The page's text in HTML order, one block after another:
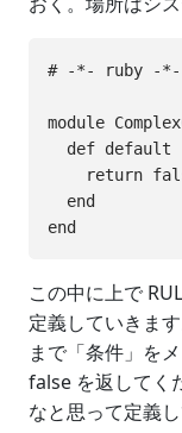
# -*- ruby -*-
module
  def default
return
  end
この中に上で
定義していきま
まで「条件」を
false を返してく
なと思って定義